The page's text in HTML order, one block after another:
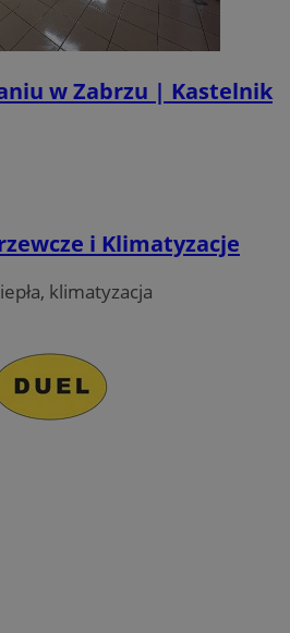
w Zabrzu | Kastelnik
i Klimatyzacje
klimatyzacja